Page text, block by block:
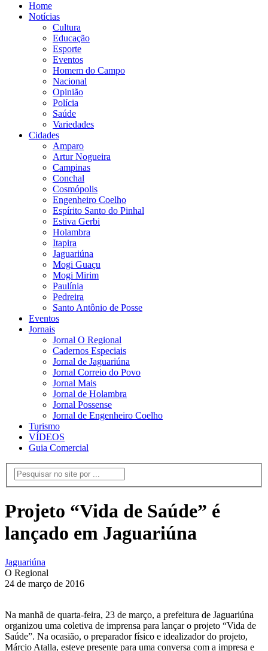
Home
Notícias
Cultura
Educação
Esporte
Eventos
Homem do Campo
Nacional
Opinião
Polícia
Saúde
Variedades
Cidades
Amparo
Artur Nogueira
Campinas
Conchal
Cosmópolis
Engenheiro Coelho
Espírito Santo do Pinhal
Estiva Gerbi
Holambra
Itapira
Jaguariúna
Mogi Guaçu
Mogi Mirim
Paulínia
Pedreira
Santo Antônio de Posse
Eventos
Jornais
Jornal O Regional
Cadernos Especiais
Jornal de Jaguariúna
Jornal Correio do Povo
Jornal Mais
Jornal de Holambra
Jornal Possense
Jornal de Engenheiro Coelho
Turismo
VÍDEOS
Guia Comercial
Projeto “Vida de Saúde” é
lançado em Jaguariúna
Jaguariúna
O Regional
24 de março de 2016
Na manhã de quarta-feira, 23 de março, a prefeitura de Jaguariúna
organizou uma coletiva de imprensa para lançar o projeto “Vida de
Saúde”. Na ocasião, o preparador físico e idealizador do projeto,
Márcio Atalla, esteve presente para uma conversa com a impresa e